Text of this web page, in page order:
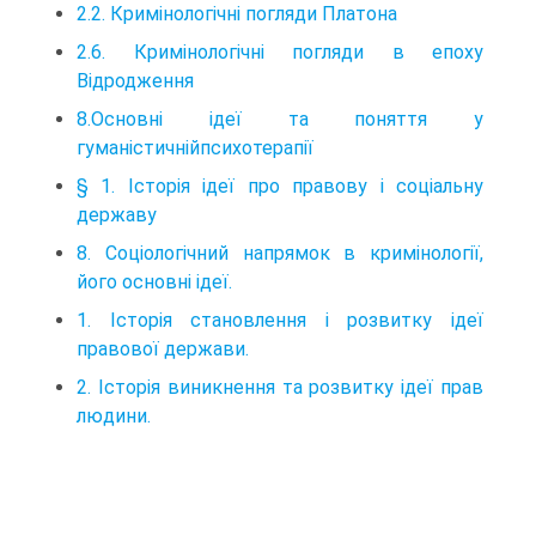
2.2. Кримінологічні погляди Платона
2.6. Кримінологічні погляди в епоху
Відродження
8.Основні ідеї та поняття у
гуманістичнійпсихотерапії
§ 1. Історія ідеї про правову і соціальну
державу
8. Соціологічний напрямок в кримінології,
його основні ідеї.
1. Історія становлення і розвитку ідеї
правової держави.
2. Історія виникнення та розвитку ідеї прав
людини.